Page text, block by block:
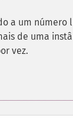
a um
de uma
vez.